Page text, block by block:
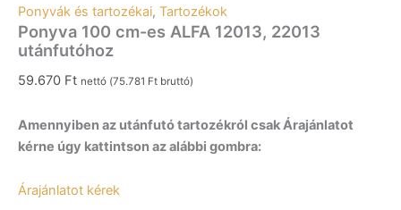
Ponyvák és tartozékai, Tartozékok
Ponyva 100 cm-es ALFA 12013, 22013
utánfutóhoz
59.670 Ft nettó (75.781 Ft bruttó)
Amennyiben az utánfutó tartozékról csak Árajánlatot
kérne úgy kattintson az alábbi gombra:
Árajánlatot kérek